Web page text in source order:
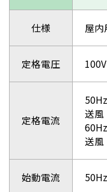
仕様 屋内
定格電圧 100V
定格電流
送風
送風
始動電流